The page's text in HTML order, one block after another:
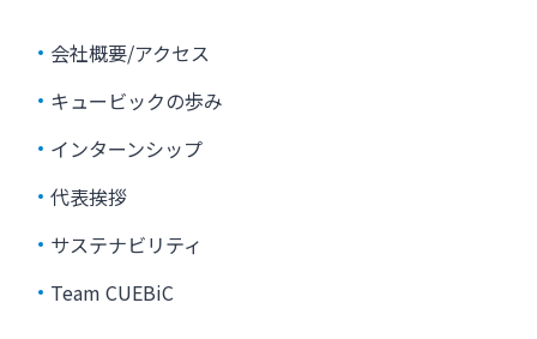
会社概要/アクセス
キュービックの歩み
インターンシップ
代表挨拶
サステナビリティ
Team CUEBiC